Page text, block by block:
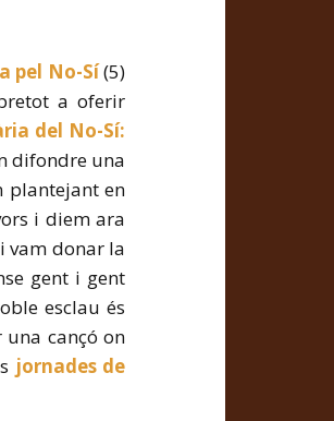
pel No-Sí(5)
a oferir
del No-Sí:
difondre una
plantejant en
i diem ara
vam donar la
gent i gent
esclau és
cançó on
jornades de